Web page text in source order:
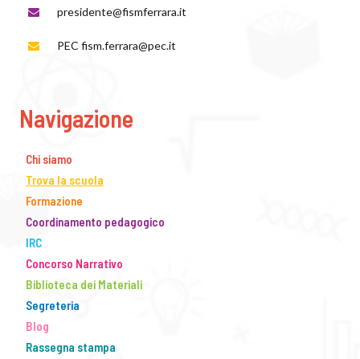
presidente@fismferrara.it
PEC fism.ferrara@pec.it
Navigazione
Chi siamo
Trova la scuola
Formazione
Coordinamento pedagogico
IRC
Concorso Narrativo
Biblioteca dei Materiali
Segreteria
Blog
Rassegna stampa